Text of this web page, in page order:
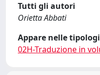
Tutti gli autori
Orietta Abbati
Appare nelle
02H-Traduzione in